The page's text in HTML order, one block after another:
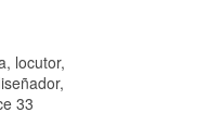
locutor,
33